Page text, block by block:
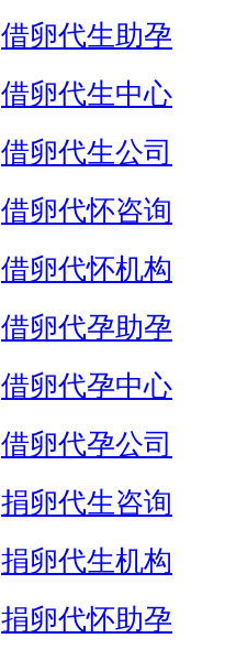
借卵代生助孕
借卵代生中心
借卵代生公司
借卵代怀咨询
借卵代怀机构
借卵代孕助孕
借卵代孕中心
借卵代孕公司
捐卵代生咨询
捐卵代生机构
捐卵代怀助孕